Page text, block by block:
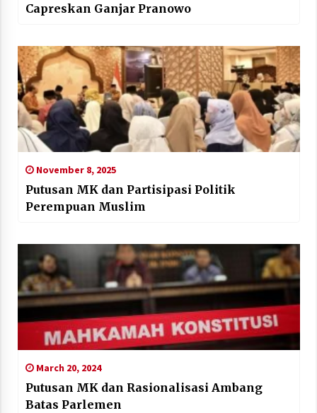
Capreskan Ganjar Pranowo
November 8, 2025
Putusan MK dan Partisipasi Politik
Perempuan Muslim
March 20, 2024
Putusan MK dan Rasionalisasi Ambang
Batas Parlemen